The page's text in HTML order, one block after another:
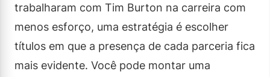
trabalharam com Tim Burton na carreira com
menos esforço, uma estratégia é escolher
títulos em que a presença de cada parceria fica
mais evidente. Você pode montar uma